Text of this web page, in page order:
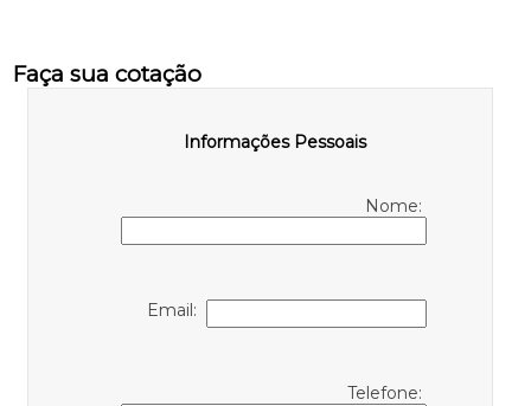
Faça sua cotação
Informações Pessoais
Nome:
Email:
Telefone: